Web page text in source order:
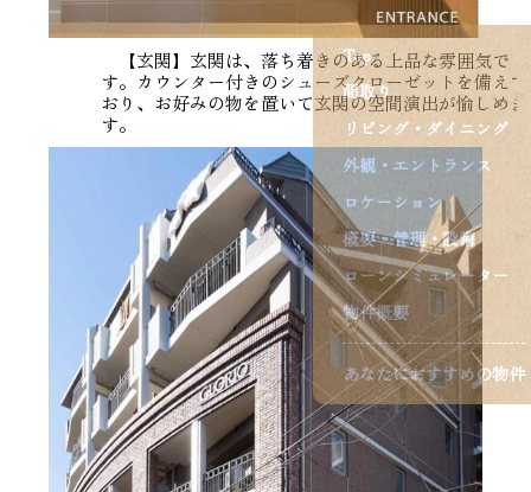
Top
間取り
リビング・ダイニング
外観・エントランス
ロケーション
概要・管理・設備
ローンシミュレーター
物件概要
あなたにおすすめの物件
【玄関】玄関は、落ち着きのある上品な雰囲気で
す。カウンター付きのシューズクローゼットを備えて
おり、お好みの物を置いて玄関の空間演出が愉しめま
す。